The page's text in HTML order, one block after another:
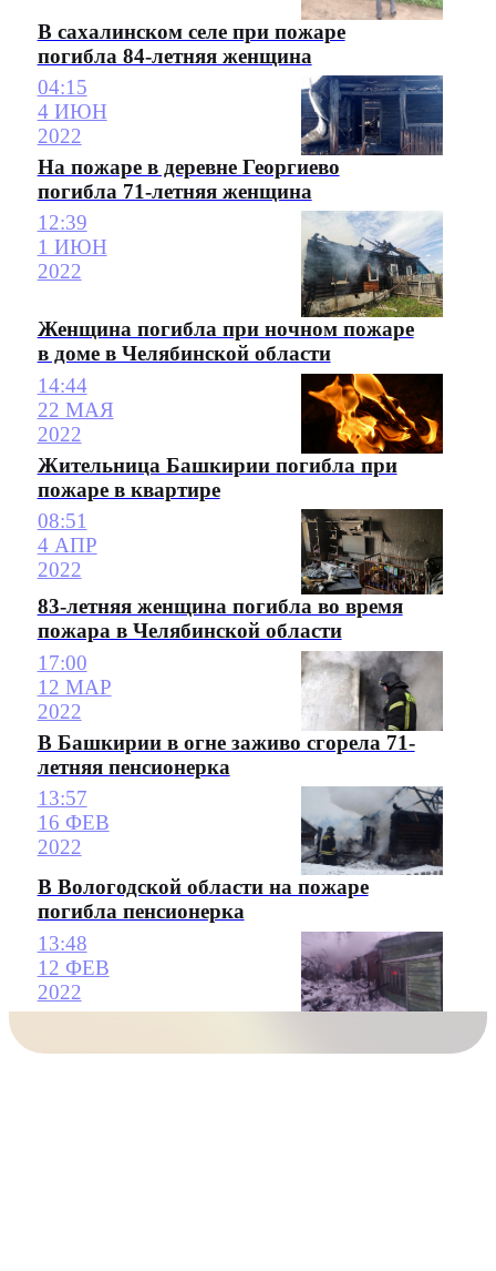
В сахалинском селе при пожаре
погибла 84-летняя женщина
04:15
4 ИЮН
2022
На пожаре в деревне Георгиево
погибла 71-летняя женщина
12:39
1 ИЮН
2022
Женщина погибла при ночном пожаре
в доме в Челябинской области
14:44
22 МАЯ
2022
Жительница Башкирии погибла при
пожаре в квартире
08:51
4 АПР
2022
83-летняя женщина погибла во время
пожара в Челябинской области
17:00
12 МАР
2022
В Башкирии в огне заживо сгорела 71-
летняя пенсионерка
13:57
16 ФЕВ
2022
В Вологодской области на пожаре
погибла пенсионерка
13:48
12 ФЕВ
2022